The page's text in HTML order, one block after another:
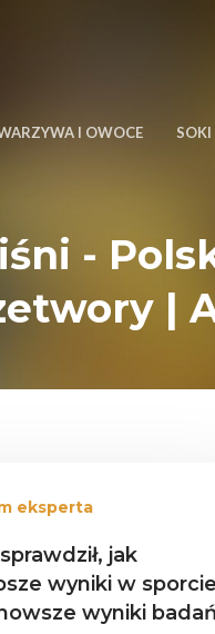
I OWOCE SOKI
-
|
eksperta
jak
wyniki w sporcie
wyniki badań